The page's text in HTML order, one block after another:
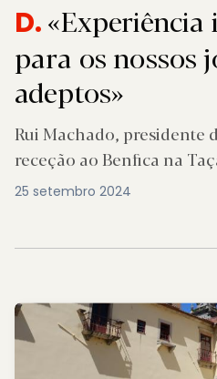
D.«Experiência
para os nossos
adeptos»
Rui Machado, presidente
receção ao Benfica na
25 setembro 2024